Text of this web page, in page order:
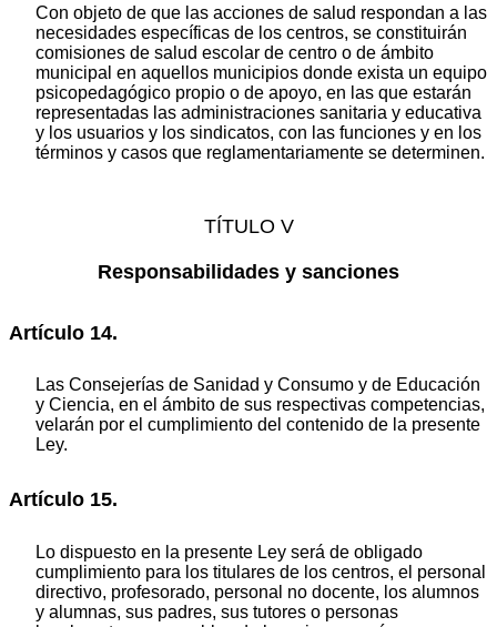
Con objeto de que las acciones de salud respondan a las
necesidades específicas de los centros, se constituirán
comisiones de salud escolar de centro o de ámbito
municipal en aquellos municipios donde exista un equipo
psicopedagógico propio o de apoyo, en las que estarán
representadas las administraciones sanitaria y educativa
y los usuarios y los sindicatos, con las funciones y en los
términos y casos que reglamentariamente se determinen.
TÍTULO V
Responsabilidades y sanciones
Artículo 14.
Las Consejerías de Sanidad y Consumo y de Educación
y Ciencia, en el ámbito de sus respectivas competencias,
velarán por el cumplimiento del contenido de la presente
Ley.
Artículo 15.
Lo dispuesto en la presente Ley será de obligado
cumplimiento para los titulares de los centros, el personal
directivo, profesorado, personal no docente, los alumnos
y alumnas, sus padres, sus tutores o personas